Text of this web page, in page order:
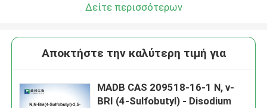
Δείτε περισσότερων
Αποκτήστε την καλύτερη τιμή για
MADB CAS 209518-16-1 Ν, ν-
BRI (4-Sulfobutyl) - Disodium